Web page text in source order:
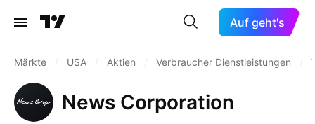
Auf geht's
Märkte USA Aktien Verbraucher Dienstleistungen
News Corporation